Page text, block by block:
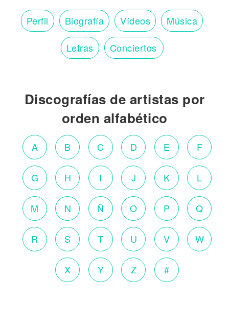
Perfil Biografía Vídeos Música
Letras Conciertos
Discografías de artistas por
orden alfabético
A B C D E F
G H I J K L
M N Ñ O P Q
R S T U V W
X Y Z #